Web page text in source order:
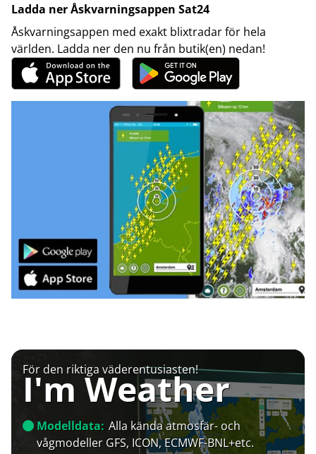
Ladda ner Åskvarningsappen Sat24
Åskvarningsappen med exakt blixtradar för hela
världen. Ladda ner den nu från butik(en) nedan!
För den riktiga väderentusiasten!
I'm Weather
Modelldata: Alla kända atmosfär- och
vågmodeller GFS, ICON, ECMWF-BNL+etc.